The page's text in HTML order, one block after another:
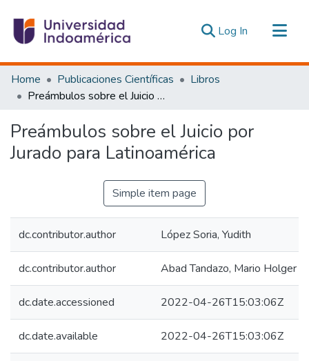
Log In (current)
Communities & Collections
All of DSpace
Estadísticas Externas
Home Publicaciones Científicas
Libros
Preámbulos sobre el Juicio por Jurado para Latinoamérica
Preámbulos sobre el Juicio por
Jurado para Latinoamérica
Simple item page
dc.contributor.author López Soria, Yudith
dc.contributor.author Abad Tandazo, Mario Holger
dc.date.accessioned 2022-04-26T15:03:06Z
dc.date.available 2022-04-26T15:03:06Z